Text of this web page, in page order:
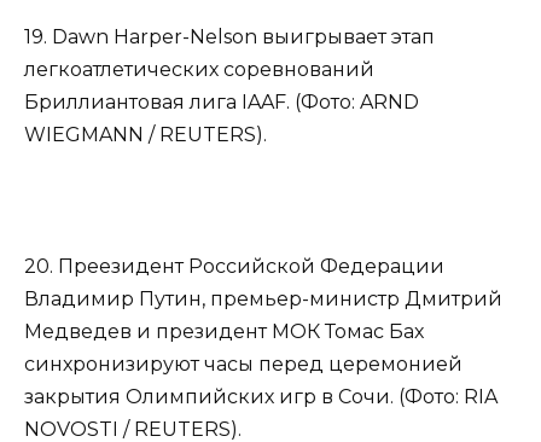
19. Dawn Harper-Nelson выигрывает этап
легкоатлетических соревнований
Бриллиантовая лига IAAF. (Фото: ARND
WIEGMANN / REUTERS).
20. Преезидент Российской Федерации
Владимир Путин, премьер-министр Дмитрий
Медведев и президент МОК Томас Бах
синхронизируют часы перед церемонией
закрытия Олимпийских игр в Сочи. (Фото: RIA
NOVOSTI / REUTERS).